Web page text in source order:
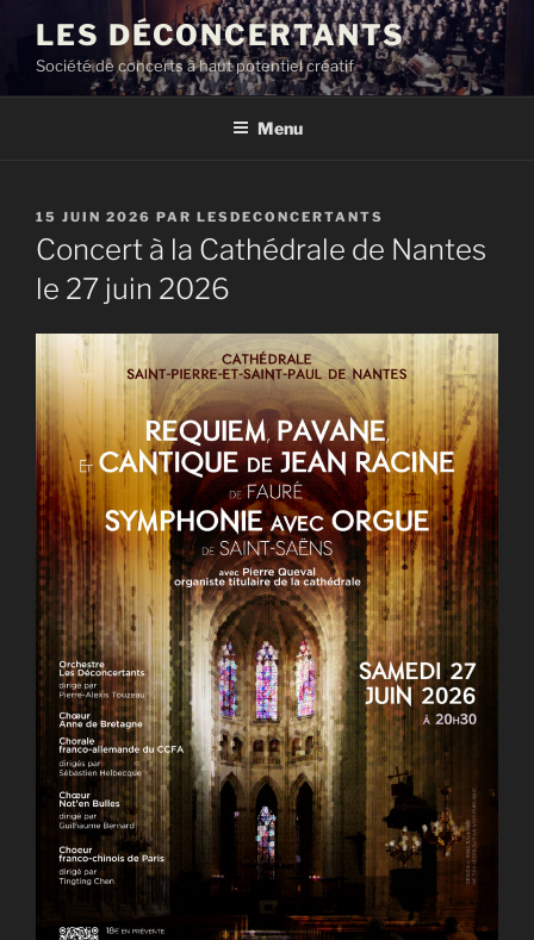
contenu
principal
LES DÉCONCERTANTS
Société de concerts à haut potentiel créatif
Menu
PUBLIÉ
LE
15 JUIN 2026 PAR LESDECONCERTANTS
Concert à la Cathédrale de Nantes
le 27 juin 2026